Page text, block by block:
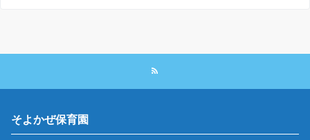
そよかぜ保育園